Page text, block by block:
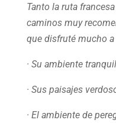
Tanto la ruta
caminos muy
que disfruté mucho
· Su ambiente
· Sus paisajes
· El ambiente de